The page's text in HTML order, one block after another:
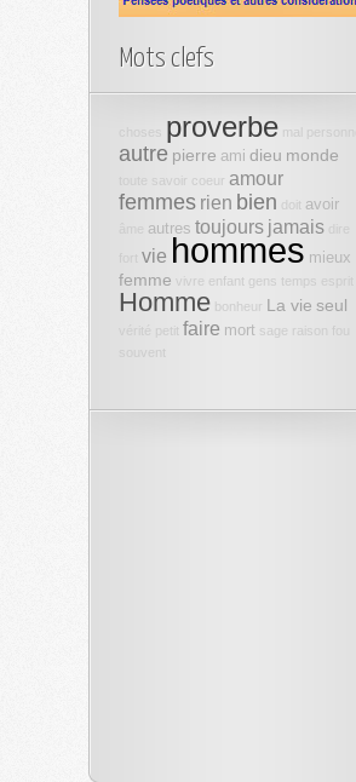
Mots clefs
proverbe mal personne
autre pierre ami dieu monde
savoir coeur amour
femmes rien bien doit avoir
autres toujours jamais
vie hommes mieux
femme vivre enfant gens temps
Homme bonheur La vie seul
petit faire mort sage raison
fou
souvent